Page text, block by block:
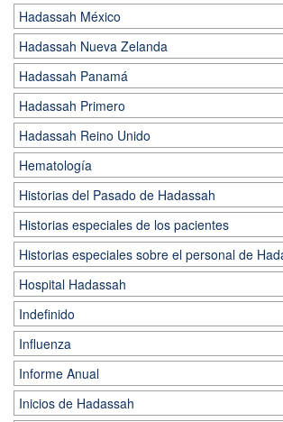
Hadassah México
Hadassah Nueva Zelanda
Hadassah Panamá
Hadassah Primero
Hadassah Reino Unido
Hematología
Historias del Pasado de Hadassah
Historias especiales de los pacientes
Historias especiales sobre el personal de
Hospital Hadassah
Indefinido
Influenza
Informe Anual
Inicios de Hadassah